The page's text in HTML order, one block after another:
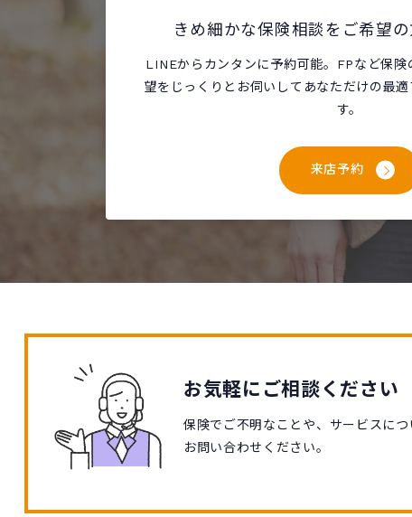
きめ細かな保険相談をご希望の
LINEからカンタンに予約可能。FPなど保険
望をじっくりとお伺いしてあなただけの最
す。
来店予約
お気軽にご相談ください
保険でご不明なことや、サービスに
お問い合わせください。